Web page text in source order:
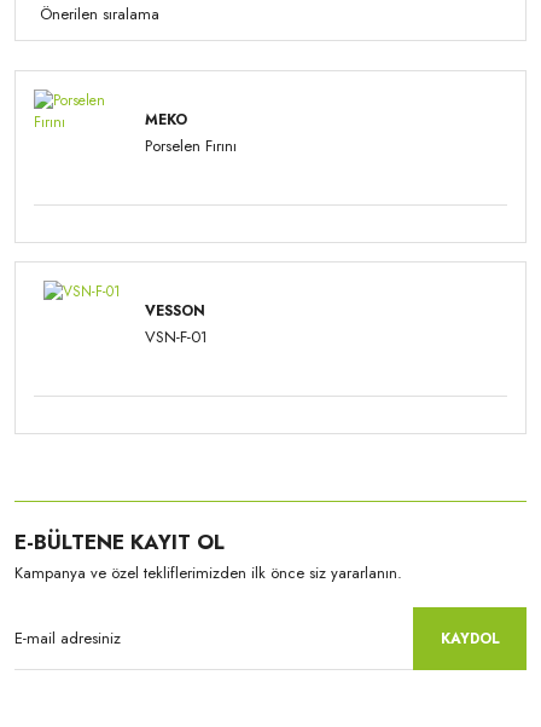
MEKO
Porselen Fırını
VESSON
VSN-F-01
E-BÜLTENE KAYIT OL
Kampanya ve özel tekliflerimizden ilk önce siz yararlanın.
KAYDOL